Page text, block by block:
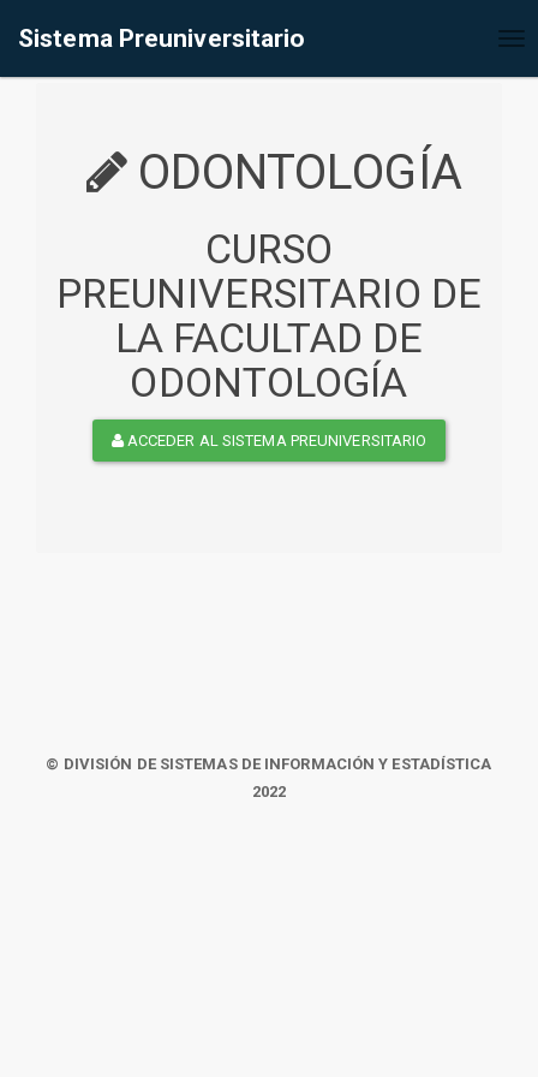
Sistema Preuniversitario
ODONTOLOGÍA
CURSO
PREUNIVERSITARIO DE
LA FACULTAD DE
ODONTOLOGÍA
ACCEDER AL SISTEMA PREUNIVERSITARIO
© DIVISIÓN DE SISTEMAS DE INFORMACIÓN Y ESTADÍSTICA
2022